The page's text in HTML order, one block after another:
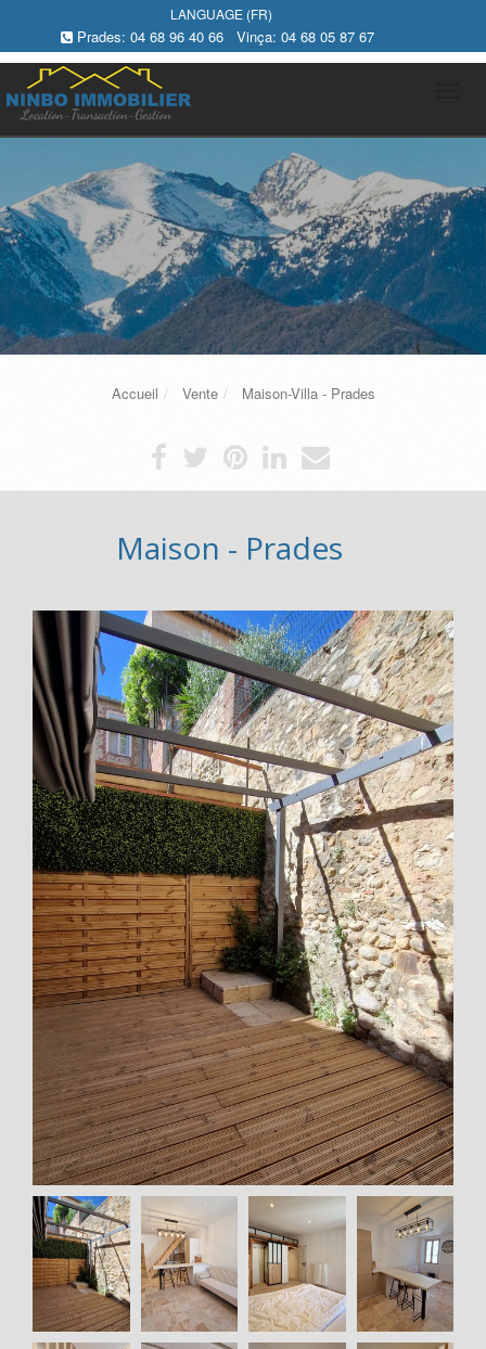
LANGUAGE (FR)
Prades: 04 68 96 40 66 Vinça: 04 68 05 87 67
Accueil Vente Maison-Villa - Prades
Maison - Prades